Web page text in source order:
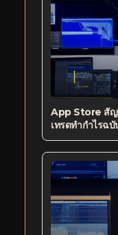
App Store สัญ
เทรดทำกำไรฉ